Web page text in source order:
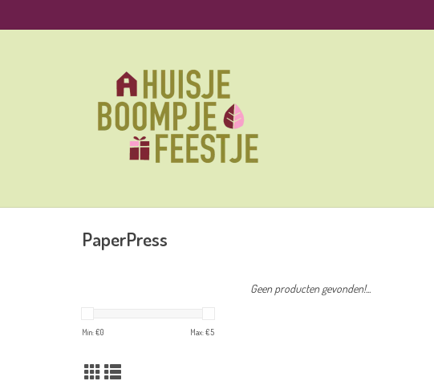
PaperPress
Min: €0 Max: €5
Geen producten gevonden!...